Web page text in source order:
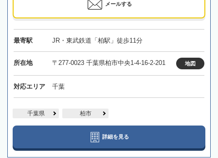
メールする
最寄駅 JR・東武鉄道「柏駅」徒歩11分
所在地 〒277-0023 千葉県柏市中央1-4-16-2-201 地図
対応エリア 千葉
千葉県 柏市
詳細を見る